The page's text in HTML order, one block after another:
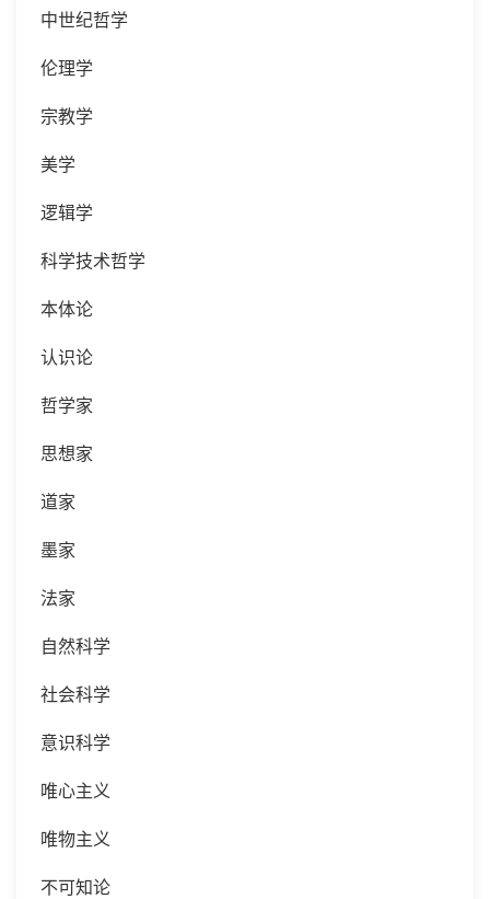
中世纪哲学
伦理学
宗教学
美学
逻辑学
科学技术哲学
本体论
认识论
哲学家
思想家
道家
墨家
法家
自然科学
社会科学
意识科学
唯心主义
唯物主义
不可知论